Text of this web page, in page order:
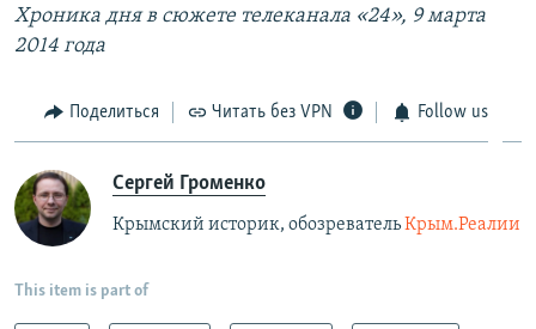
Хроника дня в сюжете телеканала «24», 9 марта
2014 года
Поделиться Читать без VPN Follow us
Сергей Громенко
Крымский историк, обозревательКрым.Реалии
This item is part of